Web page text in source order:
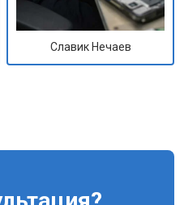
Славик Нечаев